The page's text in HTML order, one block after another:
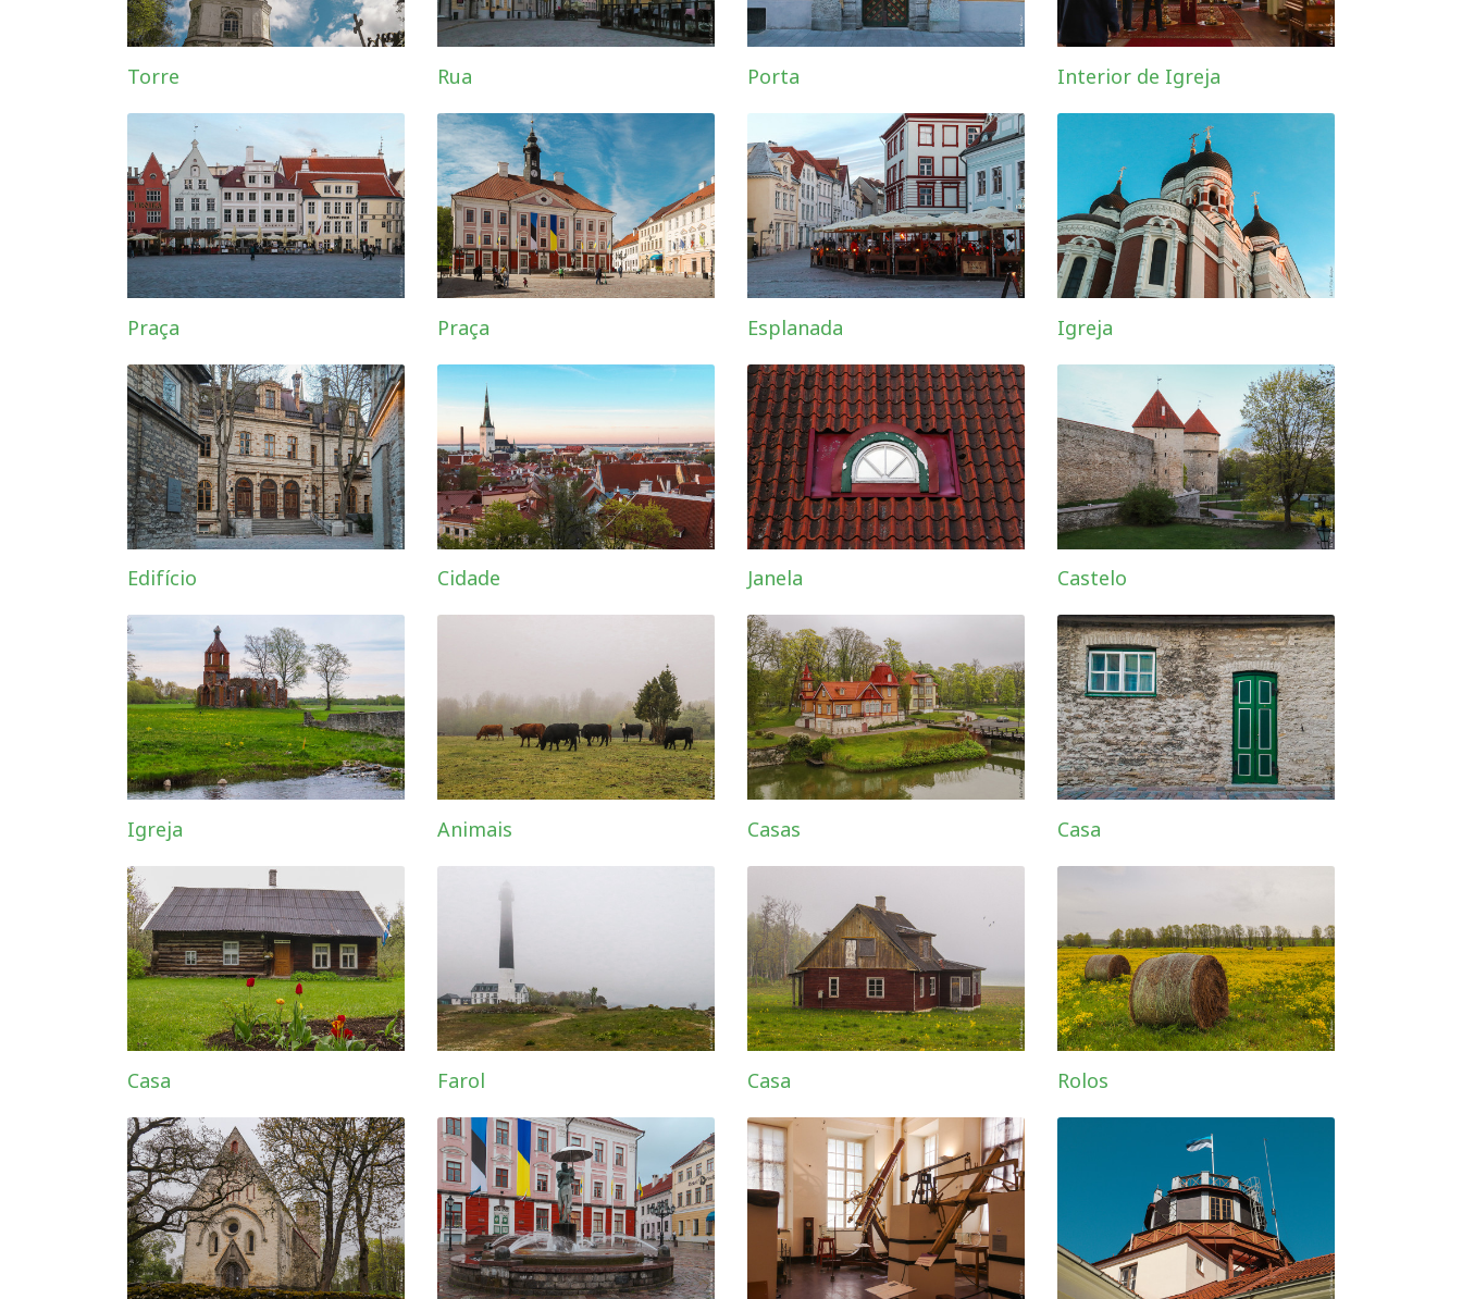
Torre Rua Porta Interior de Igreja
Praça Praça Esplanada Igreja
Edifício Cidade Janela Castelo
Igreja Animais Casas Casa
Casa Farol Casa Rolos